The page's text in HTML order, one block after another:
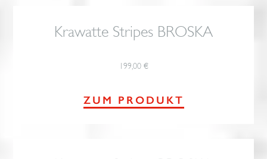
Krawatte Stripes BROSKA
199,00 €
ZUM PRODUKT